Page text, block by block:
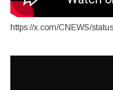
https://x.com/CNEWS/